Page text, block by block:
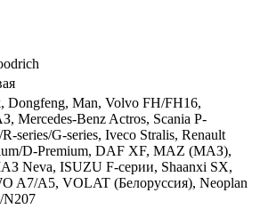
Dongfeng, Man, Volvo FH/FH16,
Mercedes-Benz Actros, Scania P-
R-series/G-series, Iveco Stralis, Renault
D-Premium, DAF XF, MAZ (МАЗ),
Neva, ISUZU F-серии, Shaanxi SX,
A7/A5, VOLAT (Белоруссия), Neoplan
N207